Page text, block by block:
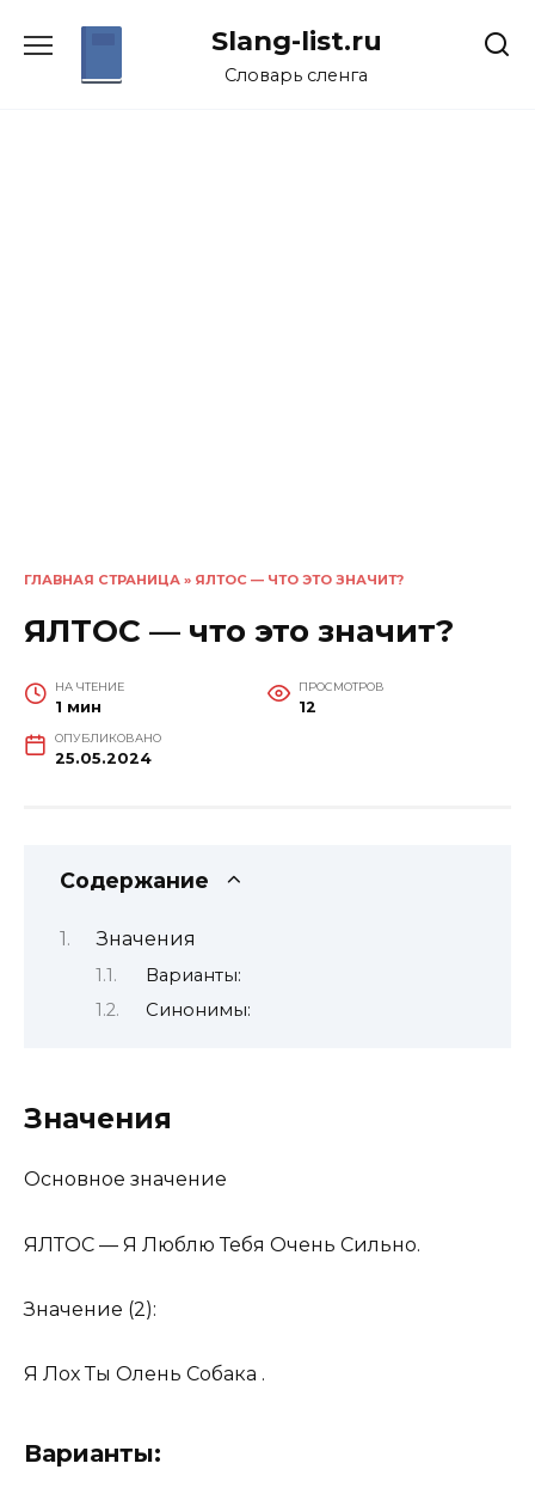
Slang-list.ru
Словарь сленга
ГЛАВНАЯ СТРАНИЦА » ЯЛТОС — ЧТО ЭТО ЗНАЧИТ?
ЯЛТОС — что это значит?
НА ЧТЕНИЕ
1 мин
ПРОСМОТРОВ
12
ОПУБЛИКОВАНО
25.05.2024
Содержание
Значения
Варианты:
Синонимы:
Значения
Основное значение
ЯЛТОС — Я Люблю Тебя Очень Сильно.
Значение (2):
Я Лох Ты Олень Собака .
Варианты: